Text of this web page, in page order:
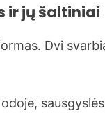
ir jų šaltiniai
Dvi